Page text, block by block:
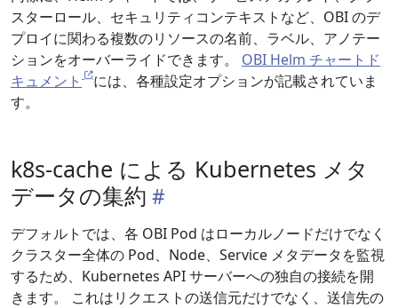
スターロール、セキュリティコンテキストなど、OBI のデ
プロイに関わる複数のリソースの名前、ラベル、アノテー
ションをオーバーライドできます。 OBI Helm チャートド
キュメント
には、各種設定オプションが記載されていま
す。
k8s-cache による Kubernetes メタ
データの集約
デフォルトでは、各 OBI Pod はローカルノードだけでなく
クラスター全体の Pod、Node、Service メタデータを監視
するため、Kubernetes API サーバーへの独自の接続を開
きます。 これはリクエストの送信元だけでなく、送信先の